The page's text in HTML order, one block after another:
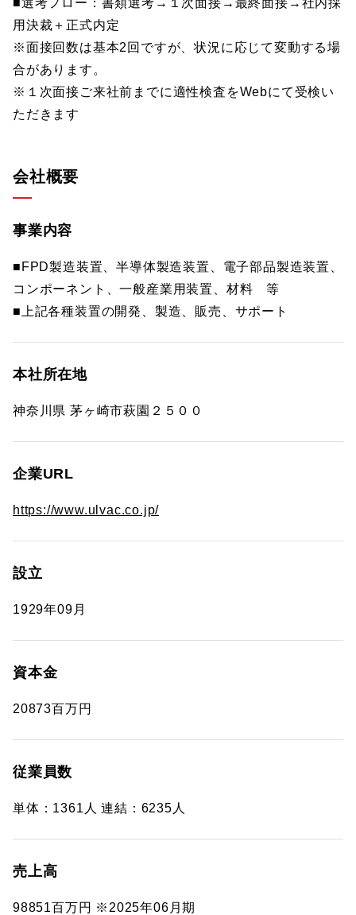
■選考フロー：書類選考→１次面接→最終面接→社内採
用決裁＋正式内定
※面接回数は基本2回ですが、状況に応じて変動する場
合があります。
※１次面接ご来社前までに適性検査をWebにて受検い
ただきます
会社概要
事業内容
■FPD製造装置、半導体製造装置、電子部品製造装置、
コンポーネント、一般産業用装置、材料 等
■上記各種装置の開発、製造、販売、サポート
本社所在地
神奈川県 茅ヶ崎市萩園２５００
企業URL
https://www.ulvac.co.jp/
設立
1929年09月
資本金
20873百万円
従業員数
単体：1361人 連結：6235人
売上高
98851百万円 ※2025年06月期